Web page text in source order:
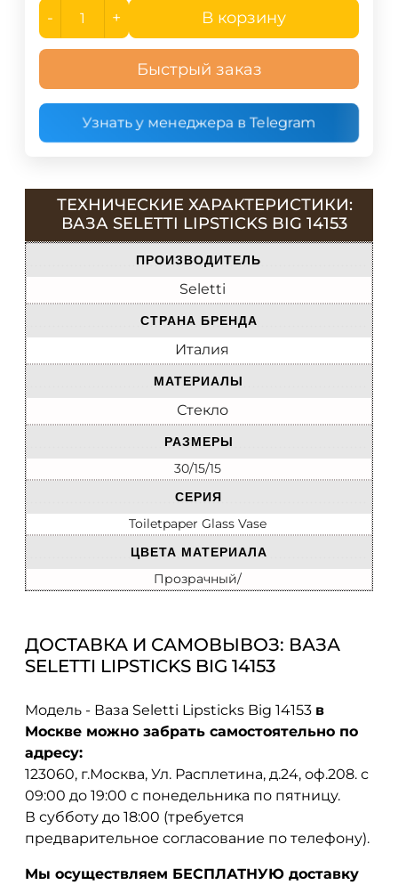
- + В корзину
Быстрый заказ
Узнать у менеджера в Telegram
ТЕХНИЧЕСКИЕ ХАРАКТЕРИСТИКИ:
ВАЗА SELETTI LIPSTICKS BIG 14153
ПРОИЗВОДИТЕЛЬ
Seletti
СТРАНА БРЕНДА
Италия
МАТЕРИАЛЫ
Стекло
РАЗМЕРЫ
30/15/15
СЕРИЯ
Toiletpaper Glass Vase
ЦВЕТА МАТЕРИАЛА
Прозрачный/
ДОСТАВКА И САМОВЫВОЗ: ВАЗА
SELETTI LIPSTICKS BIG 14153
Модель - Ваза Seletti Lipsticks Big 14153 в
Москве можно забрать самостоятельно по
адресу:
123060, г.Москва, Ул. Расплетина, д.24, оф.208. с
09:00 до 19:00 с понедельника по пятницу.
В субботу до 18:00 (требуется
предварительное согласование по телефону).
Мы осуществляем БЕСПЛАТНУЮ доставку